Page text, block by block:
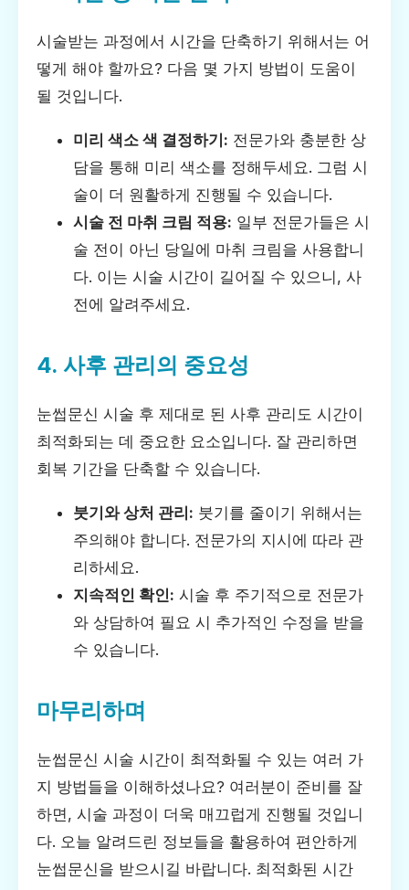
시술받는 과정에서 시간을 단축하기 위해서는 어
떻게 해야 할까요? 다음 몇 가지 방법이 도움이
될 것입니다.
미리 색소 색 결정하기: 전문가와 충분한 상
담을 통해 미리 색소를 정해두세요. 그럼 시
술이 더 원활하게 진행될 수 있습니다.
시술 전 마취 크림 적용: 일부 전문가들은 시
술 전이 아닌 당일에 마취 크림을 사용합니
다. 이는 시술 시간이 길어질 수 있으니, 사
전에 알려주세요.
4. 사후 관리의 중요성
눈썹문신 시술 후 제대로 된 사후 관리도 시간이
최적화되는 데 중요한 요소입니다. 잘 관리하면
회복 기간을 단축할 수 있습니다.
붓기와 상처 관리: 붓기를 줄이기 위해서는
주의해야 합니다. 전문가의 지시에 따라 관
리하세요.
지속적인 확인: 시술 후 주기적으로 전문가
와 상담하여 필요 시 추가적인 수정을 받을
수 있습니다.
마무리하며
눈썹문신 시술 시간이 최적화될 수 있는 여러 가
지 방법들을 이해하셨나요? 여러분이 준비를 잘
하면, 시술 과정이 더욱 매끄럽게 진행될 것입니
다. 오늘 알려드린 정보들을 활용하여 편안하게
눈썹문신을 받으시길 바랍니다. 최적화된 시간